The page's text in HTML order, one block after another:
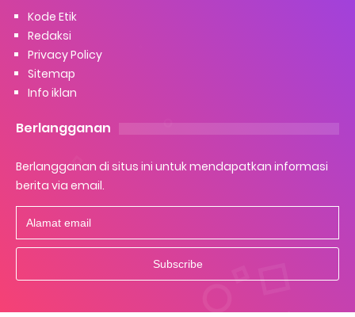
Kode Etik
Redaksi
Privacy Policy
Sitemap
Info iklan
Berlangganan
Berlangganan di situs ini untuk mendapatkan informasi
berita via email.